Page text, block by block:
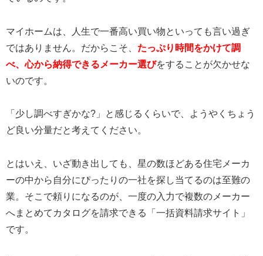
マイホームは、人生で一番高い買い物といっても言い過ぎ
ではありません。だからこそ、 たっぷり時間をかけて調
べ、心から納得できるメーカー選びをすることが欠かせな
いのです。
「少し調べすぎかな?」と感じるくらいで、ようやくちょう
ど良い分量だと考えてください。
とはいえ、いざ動き出しても、星の数ほどある住宅メーカ
ーの中から自分にぴったりの一社を探し当てるのは至難の
業。そこで頼りになるのが、一度の入力で複数のメーカー
へまとめてカタログを請求できる「一括資料請求サイト」
です。